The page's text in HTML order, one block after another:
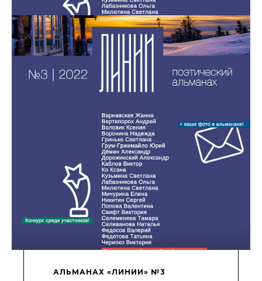
АЛЬМАНАХ «ЛИНИИ» №3